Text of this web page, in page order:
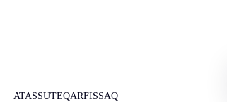
ATASSUTEQARFISSAQ